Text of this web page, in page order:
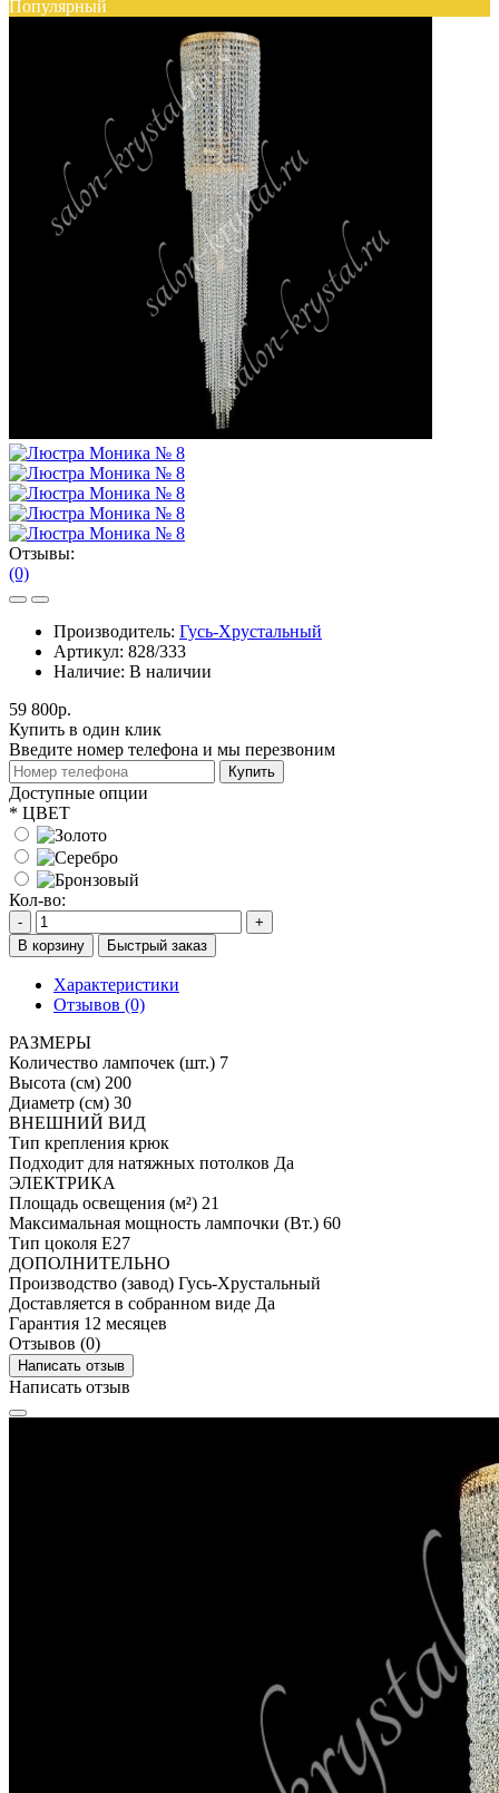
Популярный
Отзывы:
(0)
Производитель: Гусь-Хрустальный
Артикул: 828/333
Наличие: В наличии
59 800р.
Купить в один клик
Введите номер телефона и мы перезвоним
Купить
Доступные опции
* ЦВЕТ
Кол-во:
-
+
В корзину
Быстрый заказ
Характеристики
Отзывов (0)
РАЗМЕРЫ
Количество лампочек (шт.) 7
Высота (см) 200
Диаметр (см) 30
ВНЕШНИЙ ВИД
Тип крепления крюк
Подходит для натяжных потолков Да
ЭЛЕКТРИКА
Площадь освещения (м²) 21
Максимальная мощность лампочки (Вт.) 60
Тип цоколя E27
ДОПОЛНИТЕЛЬНО
Производство (завод) Гусь-Хрустальный
Доставляется в собранном виде Да
Гарантия 12 месяцев
Отзывов (0)
Написать отзыв
Написать отзыв